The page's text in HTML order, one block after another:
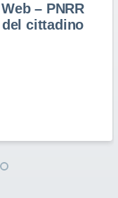
– PNRR
del cittadino